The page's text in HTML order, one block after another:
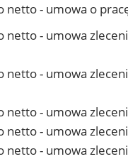
netto - umowa o
netto - umowa
- umowa
netto - umowa
netto - umowa
netto - umowa